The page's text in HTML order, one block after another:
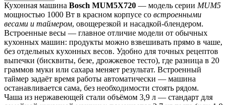
Кухонная машина Bosch MUM5X720 — модель серии MUM5
мощностью 1000 Вт в красном корпусе со встроенными
весами и таймером, овощерезкой и насадкой-блендером.
Встроенные весы — главное отличие модели от обычных
кухонных машин: продукты можно взвешивать прямо в чаше,
без отдельных кухонных весов. Удобно для точных рецептов
выпечки (бисквиты, безе, дрожжевое тесто), где разница в 20
граммов муки или сахара меняет результат. Встроенный
таймер задаёт время работы автоматически — машина
останавливается сама, без необходимости стоять рядом.
Чаша из нержавеющей стали объёмом 3,9 л — стандарт для